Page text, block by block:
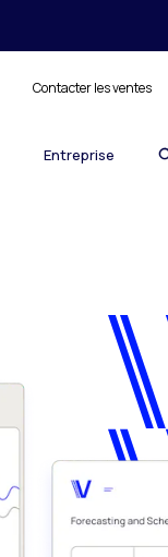
Contacter les ventes
Entreprise